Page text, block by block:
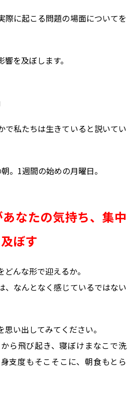
際に起こる問題の場面についてを
を及ぼします。
で私たちは生きていると説いてい
。1週間の始めの月曜日。
なたの気持ち、集中
ぼす
んな形で迎えるか。
、なんとなく感じているではない
い出してみてください。
ら飛び起き、寝ぼけまなこで洗
支度もそこそこに、朝食もとら